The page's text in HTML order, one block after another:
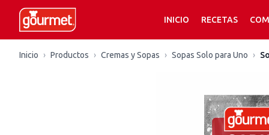
INICIO RECETAS
Inicio › Productos › Cremas y Sopas › Sopas Solo para Uno ›